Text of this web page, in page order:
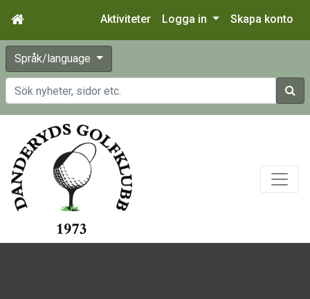
Aktiviteter Logga in Skapa konto
Språk/language
Sök